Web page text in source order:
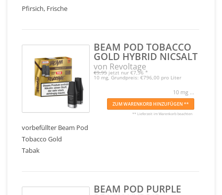
Pfirsich, Frische
BEAM POD TOBACCO
GOLD HYBRID NICSALT
von Revoltage
€9,95 jetzt nur €7,96 *
10 mg, Grundpreis: €796,00 pro Liter
10 mg ...
ZUM WARENKORB HINZUFÜGEN **
** Lieferzeit im Warenkorb beachten
vorbefüllter Beam Pod
Tobacco Gold
Tabak
BEAM POD PURPLE